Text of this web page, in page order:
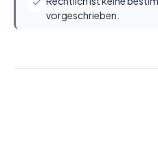
vorgeschrieben.